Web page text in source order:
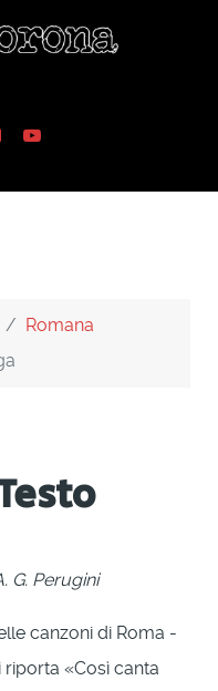
Romana
G. Perugini
canzoni di Roma -
riporta «Così canta